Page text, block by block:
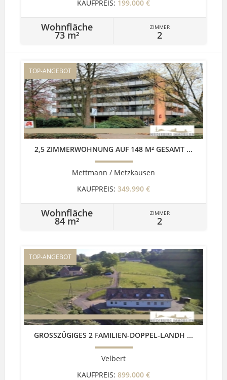
KAUFPREIS: 199.000 €
Wohnfläche
73 m²
ZIMMER
2
TOP-ANGEBOT
2,5 ZIMMERWOHNUNG AUF 148 M² GESAMT ...
Mettmann / Metzkausen
KAUFPREIS: 349.990 €
Wohnfläche
84 m²
ZIMMER
2
TOP-ANGEBOT
GROSSZÜGIGES 2 FAMILIEN-DOPPEL-LANDH ...
Velbert
KAUFPREIS: 899.000 €